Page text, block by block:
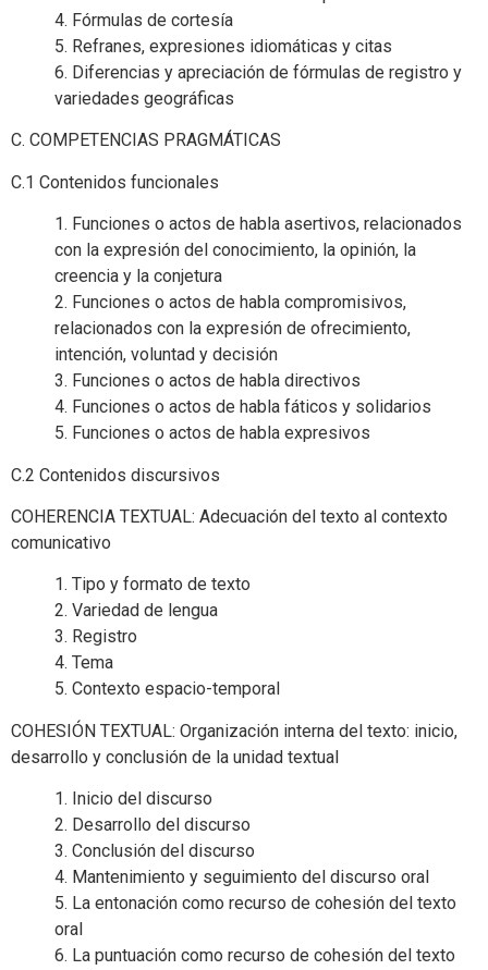
4. Fórmulas de cortesía
5. Refranes, expresiones idiomáticas y citas
6. Diferencias y apreciación de fórmulas de registro y
variedades geográficas
C. COMPETENCIAS PRAGMÁTICAS
C.1 Contenidos funcionales
1. Funciones o actos de habla asertivos, relacionados
con la expresión del conocimiento, la opinión, la
creencia y la conjetura
2. Funciones o actos de habla compromisivos,
relacionados con la expresión de ofrecimiento,
intención, voluntad y decisión
3. Funciones o actos de habla directivos
4. Funciones o actos de habla fáticos y solidarios
5. Funciones o actos de habla expresivos
C.2 Contenidos discursivos
COHERENCIA TEXTUAL: Adecuación del texto al contexto
comunicativo
1. Tipo y formato de texto
2. Variedad de lengua
3. Registro
4. Tema
5. Contexto espacio-temporal
COHESIÓN TEXTUAL: Organización interna del texto: inicio,
desarrollo y conclusión de la unidad textual
1. Inicio del discurso
2. Desarrollo del discurso
3. Conclusión del discurso
4. Mantenimiento y seguimiento del discurso oral
5. La entonación como recurso de cohesión del texto
oral
6. La puntuación como recurso de cohesión del texto